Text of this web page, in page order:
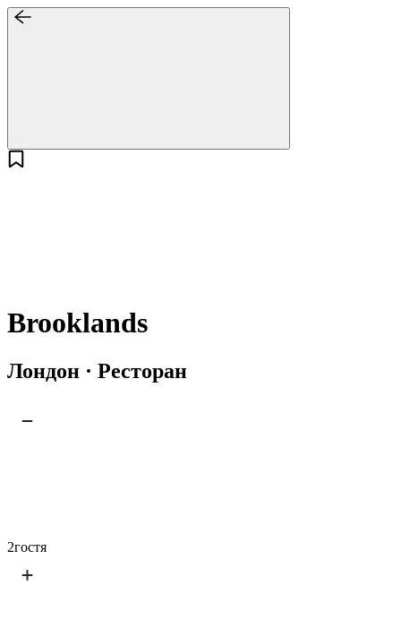
Brooklands
Лондон · Ресторан
2гостя